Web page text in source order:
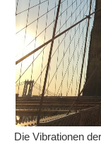
Die Vibrationen